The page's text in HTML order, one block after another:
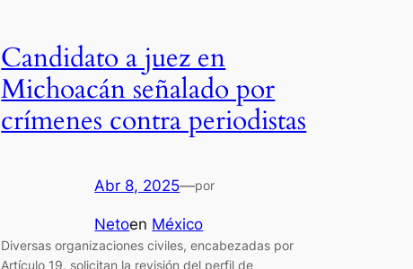
Candidato a juez en
Michoacán señalado por
crímenes contra periodistas
Abr 8, 2025—por
Netoen México
Diversas organizaciones civiles, encabezadas por
Artículo 19, solicitan la revisión del perfil de